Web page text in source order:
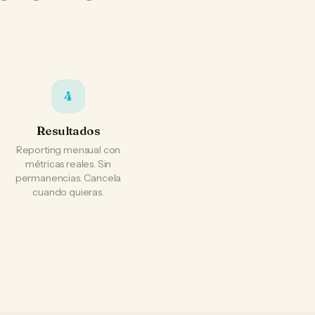
4
Resultados
Reporting mensual con
métricas reales. Sin
permanencias. Cancela
cuando quieras.